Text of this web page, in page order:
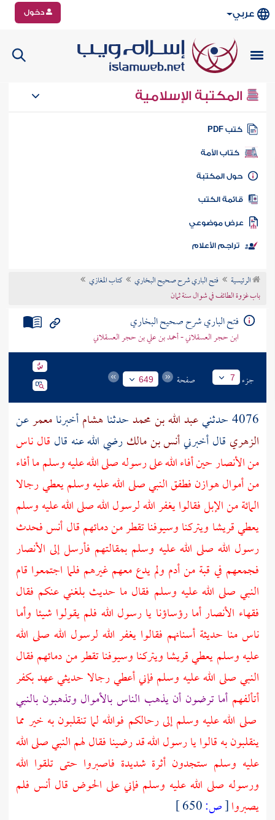
عربي دخول
المكتبة الإسلامية
كتب PDF
كتاب الأمة
المكتبة
الكتب
موضوعي
تراجم الأعلام
الرئيسية فتح الباري شرح صحيح البخاري
كتاب المغازي
باب غزوة الطائف في شوال سنة ثمان
فتح الباري شرح صحيح البخاري
ابن حجر العسقلاني - أحمد بن علي بن حجر العسقلاني
جزء 7 صفحة 649
4076 حدثني عبد الله بن محمدحدثناهشامأخبرنامعمرعن
الزهري قال أخبرنيأنس بن مالكرضي الله عنه قال قال ناس
منالأنصارحين أفاء الله على رسوله صلى الله عليه وسلم ما أفاء
من أموالهوازنفطفق النبي صلى الله عليه وسلم يعطي رجالا
المائة من الإبل فقالوا يغفر الله لرسول الله صلى الله عليه وسلم
يعطيقريشا ويتركنا وسيوفنا تقطر من دمائهم قالأنسفحدث
رسول الله صلى الله عليه وسلم بمقالتهم فأرسل إلى الأنصار
فجمعهم في قبة من أدم ولم يدع معهم غيرهم فلما اجتمعوا قام
النبي صلى الله عليه وسلم فقال ما حديث بلغني عنكم فقال
فقهاء الأنصارأما رؤساؤنا يا رسول الله فلم يقولوا شيئا وأما
ناس منا حديثة أسنانهم فقالوا يغفر الله لرسول الله صلى الله
عليه وسلم يعطيقريشاويتركنا وسيوفنا تقطر من دمائهم فقال
النبي صلى الله عليه وسلم فإني أعطي رجالا حديثي عهد بكفر
أتألفهم أما ترضون أن يذهب الناس بالأموال وتذهبون بالنبي
صلى الله عليه وسلم إلى رحالكم فوالله لما تنقلبون به خير مما
ينقلبون به قالوا يا رسول الله قد رضينا فقال لهم النبي صلى الله
عليه وسلم ستجدون أثرة شديدة فاصبروا حتى تلقوا الله
ورسوله صلى الله عليه وسلم فإني على الحوض قال أنس فلم
يصبروا[ص: